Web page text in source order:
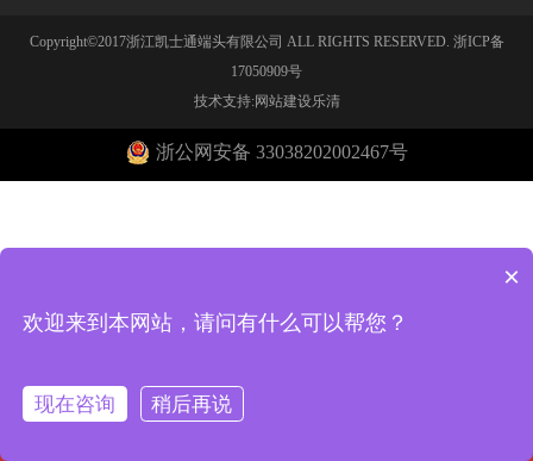
Copyright©2017浙江凯士通端头有限公司 ALL RIGHTS RESERVED. 浙ICP备
17050909号
技术支持:网站建设乐清
浙公网安备 33038202002467号
×
欢迎来到本网站，请问有什么可以帮您？
现在咨询 稍后再说